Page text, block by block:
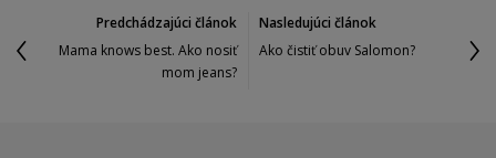
Predchádzajúci článok
Mama knows best. Ako nosiť
mom jeans?
Nasledujúci článok
Ako čistiť obuv Salomon?